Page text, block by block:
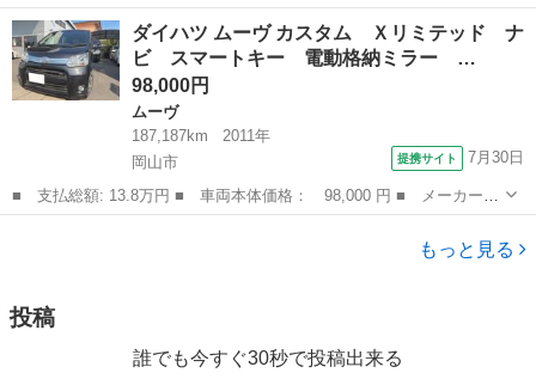
名： ダイハツ ■ 車種名： ミライース ■ グレード名： Ｌ Ｓ
ＡＩＩＩ 禁煙車 純正ＣＤオーディオ スマートアシストＩＩＩ
コーナーセン...
山口 防府市 ミライース
ダイハツ ムーヴ カスタム Ｘリミテッド ナ
ビ スマートキー 電動格納ミラー …
98,000円
ムーヴ
187,187km
2011年
岡山市
提携サイト 7月30日
■ 支払総額: 13.8万円 ■ 車両本体価格： 98,000 円 ■ メーカー
名： ダイハツ ■ 車種名： ムーヴ ■ グレード名： カスタム
Ｘリミテッド ナビ スマートキー 電動格納ミラー ベンチシー
もっと見る
投稿
誰でも今すぐ30秒で投稿出来る